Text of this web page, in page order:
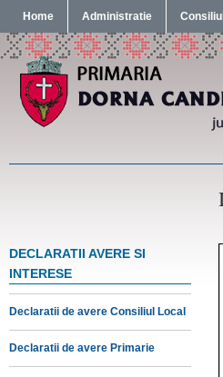
Home Administratie
DECLARATII AVERE SI
INTERESE
Declaratii de avere Consiliul Local
Declaratii de avere Primarie